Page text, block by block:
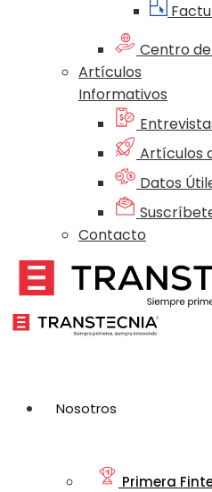
Centro
Artículos
Informativos
Artículos
Datos
Contacto
Nosotros
Primera